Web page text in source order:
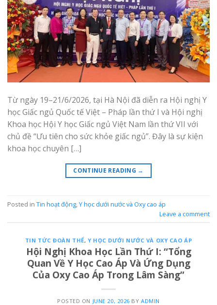
Từ ngày 19–21/6/2026, tại Hà Nội đã diễn ra Hội nghị Y
học Giấc ngủ Quốc tế Việt – Pháp lần thứ I và Hội nghị
Khoa học Hội Y học Giấc ngủ Việt Nam lần thứ VII với
chủ đề “Ưu tiên cho sức khỏe giấc ngủ”. Đây là sự kiện
khoa học chuyên […]
CONTINUE READING →
Posted in Tin hoạt động,Y học dưới nước và Oxy cao áp
Leave a comment
TIN TỨC ĐOÀN THỂ, Y HỌC DƯỚI NƯỚC VÀ OXY CAO ÁP
Hội Nghị Khoa Học Lần Thứ I: “Tổng
Quan Về Y Học Cao Áp Và Ứng Dụng
Của Oxy Cao Áp Trong Lâm Sàng”
POSTED ON JUNE 20, 2026 BYADMIN